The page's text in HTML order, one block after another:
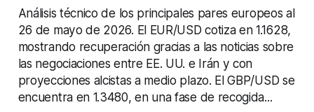
Análisis técnico de los principales pares europeos al
26 de mayo de 2026. El EUR/USD cotiza en 1.1628,
mostrando recuperación gracias a las noticias sobre
las negociaciones entre EE. UU. e Irán y con
proyecciones alcistas a medio plazo. El GBP/USD se
encuentra en 1.3480, en una fase de recogida...